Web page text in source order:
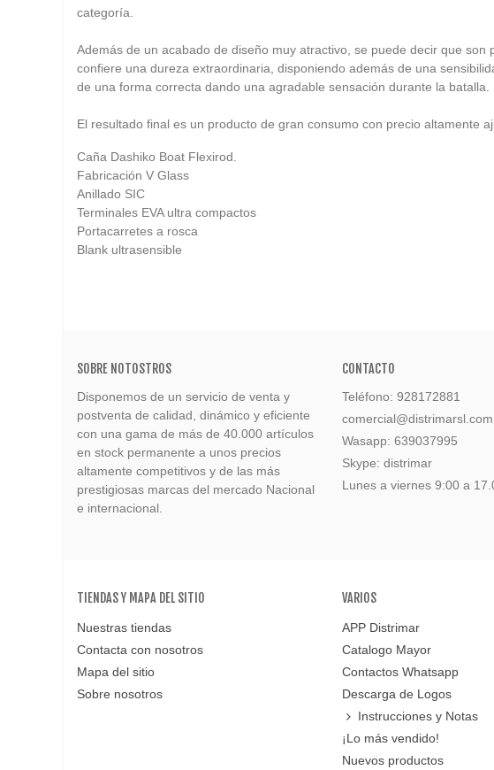
categoría.
Además de un acabado de diseño muy atractivo, se puede decir que
confiere una dureza extraordinaria, disponiendo además de una
de una forma correcta dando una agradable sensación durante la batalla.
El resultado final es un producto de gran consumo con precio altamente
Caña Dashiko Boat Flexirod.
Fabricación V Glass
Anillado SIC
Terminales EVA ultra compactos
Portacarretes a rosca
Blank ultrasensible
SOBRE NOTOSTROS
Disponemos de un servicio de venta y
postventa de calidad, dinámico y eficiente
con una gama de más de 40.000 artículos
en stock permanente a unos precios
altamente competitivos y de las más
prestigiosas marcas del mercado Nacional
e internacional.
CONTACTO
Teléfono: 928172881
comercial@distrimarsl.com
Wasapp: 639037995
Skype: distrimar
Lunes a viernes 9:00 a
TIENDAS Y MAPA DEL SITIO
Nuestras tiendas
Contacta con nosotros
Mapa del sitio
Sobre nosotros
VARIOS
APP Distrimar
Catalogo Mayor
Contactos Whatsapp
Descarga de Logos
Instrucciones y Notas
¡Lo más vendido!
Nuevos productos